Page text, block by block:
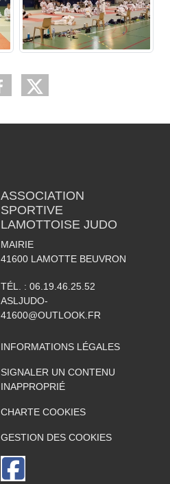
ASSOCIATION
SPORTIVE
LAMOTTOISE JUDO
MAIRIE
41600 LAMOTTE BEUVRON
TÉL. : 06.19.46.25.52
ASLJUDO-
41600@OUTLOOK.FR
INFORMATIONS LÉGALES
SIGNALER UN CONTENU
INAPPROPRIÉ
CHARTE COOKIES
GESTION DES COOKIES